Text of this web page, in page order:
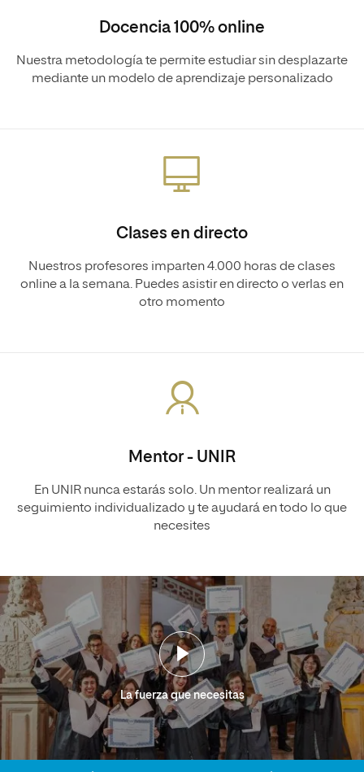
Docencia 100% online
Nuestra metodología te permite estudiar sin desplazarte
mediante un modelo de aprendizaje personalizado
Clases en directo
Nuestros profesores imparten 4.000 horas de clases
online a la semana. Puedes asistir en directo o verlas en
otro momento
Mentor - UNIR
En UNIR nunca estarás solo. Un mentor realizará un
seguimiento individualizado y te ayudará en todo lo que
necesites
La fuerza que necesitas